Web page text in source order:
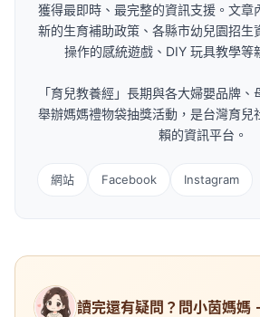
獲得最即時、最完整的資訊支援。文章
新的生育補助政策、各縣市幼兒園招生
操作的感統遊戲、DIY 玩具教學等
「育兒教養經」長期與各大婦嬰品牌
舉辦媽媽禮物袋抽獎活動，是台灣育兒
賴的資訊平台。
網站 Facebook Instagram
讀完還有疑問？問小茵媽媽